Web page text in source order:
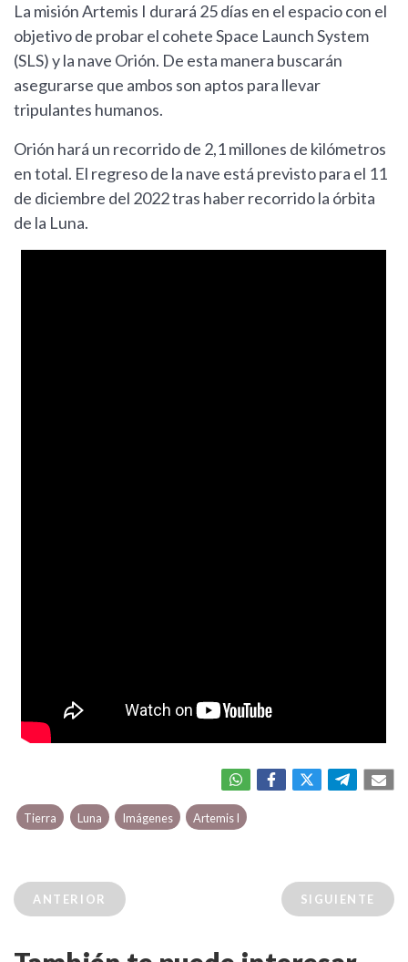
La misión Artemis I durará 25 días en el espacio con el
objetivo de probar el cohete Space Launch System
(SLS) y la nave Orión. De esta manera buscarán
asegurarse que ambos son aptos para llevar
tripulantes humanos.
Orión hará un recorrido de 2,1 millones de kilómetros
en total. El regreso de la nave está previsto para el 11
de diciembre del 2022 tras haber recorrido la órbita
de la Luna.
Tierra Luna Imágenes Artemis I
ANTERIOR SIGUIENTE